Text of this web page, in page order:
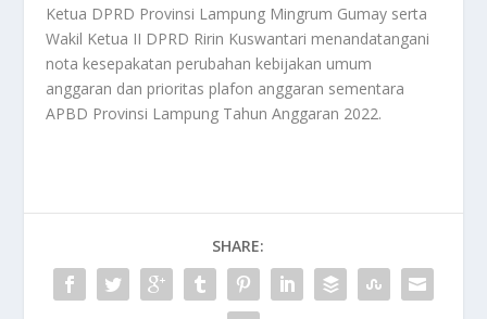
Ketua DPRD Provinsi Lampung Mingrum Gumay serta
Wakil Ketua II DPRD Ririn Kuswantari menandatangani
nota kesepakatan perubahan kebijakan umum
anggaran dan prioritas plafon anggaran sementara
APBD Provinsi Lampung Tahun Anggaran 2022.
SHARE: